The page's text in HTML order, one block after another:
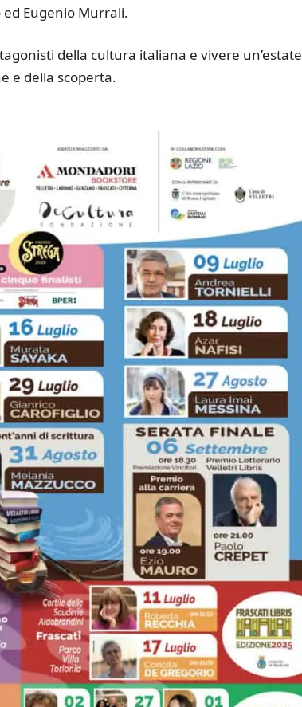
ed Eugenio Murrali.
della cultura italiana e vivere un’estate
e della scoperta.